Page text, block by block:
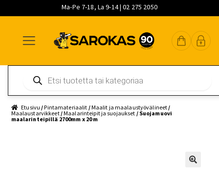
Ma-Pe 7-18, La 9-14 | 02 275 2050
navigointiin
sisältöön
pääsisältöön
search
Etusivu /Pintamateriaalit /Maalit ja maalaustyövälineet /
Maalaustarvikkeet/Maalarinteipit ja suojaukset / Suojamuovi
maalarinteipillä 2700mm x 20 m